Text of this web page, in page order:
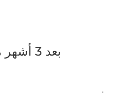
بعد 3 أشهر من حقن إندوبيل